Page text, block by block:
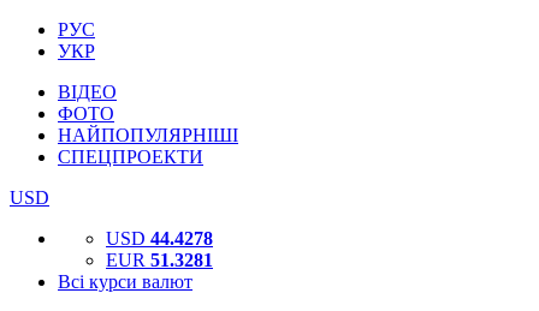
РУС
УКР
ВІДЕО
ФОТО
НАЙПОПУЛЯРНІШІ
СПЕЦПРОЕКТИ
USD
USD 44.4278
EUR 51.3281
Всі курси валют